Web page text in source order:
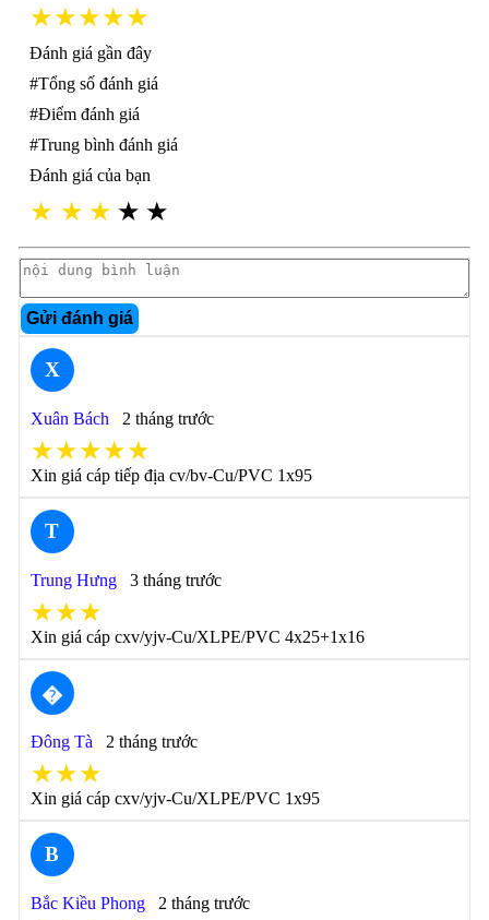
★★★★★
Đánh giá gần đây
#Tổng số đánh giá
#Điểm đánh giá
#Trung bình đánh giá
Đánh giá của bạn
★ ★ ★ ★ ★
Gửi đánh giá
X
Xuân Bách 2 tháng trước
★★★★★
Xin giá cáp tiếp địa cv/bv-Cu/PVC 1x95
T
Trung Hưng 3 tháng trước
★★★
Xin giá cáp cxv/yjv-Cu/XLPE/PVC 4x25+1x16
�
Đông Tà 2 tháng trước
★★★
Xin giá cáp cxv/yjv-Cu/XLPE/PVC 1x95
B
Bắc Kiều Phong 2 tháng trước